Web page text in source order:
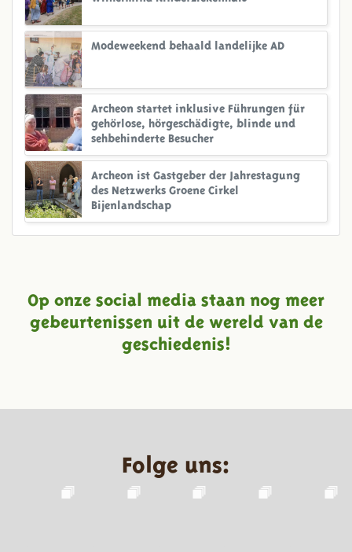
Modeweekend behaald landelijke AD
Archeon startet inklusive Führungen für
gehörlose, hörgeschädigte, blinde und
sehbehinderte Besucher
Archeon ist Gastgeber der Jahrestagung
des Netzwerks Groene Cirkel
Bijenlandschap
Op onze social media staan nog meer
gebeurtenissen uit de wereld van de
geschiedenis!
Folge uns: